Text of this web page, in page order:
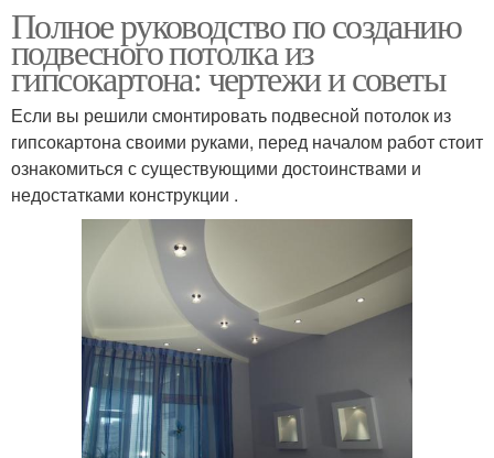
Полное руководство по созданию
подвесного потолка из
гипсокартона: чертежи и советы
Если вы решили смонтировать подвесной потолок из
гипсокартона своими руками, перед началом работ стоит
ознакомиться с существующими достоинствами и
недостатками конструкции .